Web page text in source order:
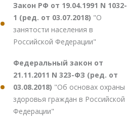
Закон РФ от 19.04.1991 N 1032-
1 (ред. от 03.07.2018) "О
занятости населения в
Российской Федерации"
Федеральный закон от
21.11.2011 N 323-ФЗ (ред. от
03.08.2018) "Об основах охраны
здоровья граждан в Российской
Федерации"